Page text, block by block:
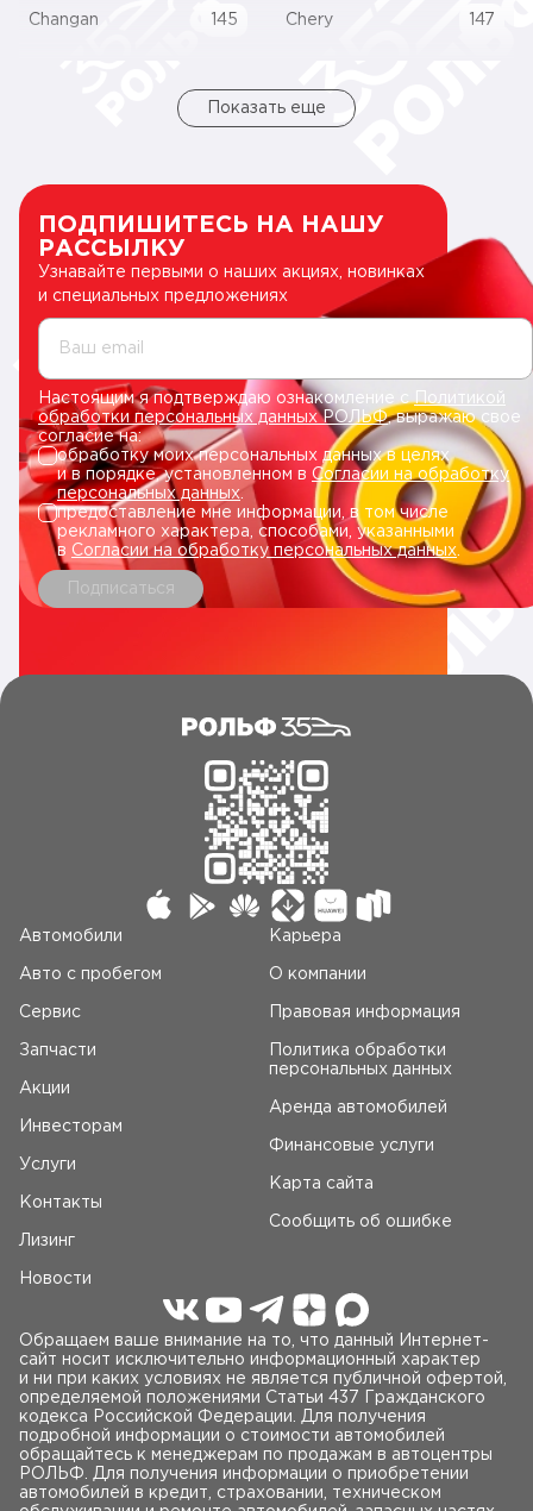
Changan 145 Chery 147
Показать еще
ПОДПИШИТЕСЬ НА НАШУ
РАССЫЛКУ
Узнавайте первыми о наших акциях, новинках
и специальных предложениях
Ваш email
Настоящим я подтверждаю ознакомление сПолитикой
обработки персональных данных РОЛЬФ, выражаю свое
согласие на:
обработку моих персональных данных в целях
и в порядке, установленном в Согласии на обработку
персональных данных.
предоставление мне информации, в том числе
рекламного характера, способами, указанными
в Согласии на обработку персональных данных
Подписаться
Автомобили
Авто c пробегом
Сервис
Запчасти
Акции
Инвесторам
Услуги
Контакты
Лизинг
Новости
Карьера
О компании
Правовая информация
Политика обработки
персональных данных
Аренда автомобилей
Финансовые услуги
Карта сайта
Сообщить об ошибке
Обращаем ваше внимание на то, что данный Интернет-
сайт носит исключительно информационный характер
и ни при каких условиях не является публичной офертой,
определяемой положениями Статьи 437 Гражданского
кодекса Российской Федерации. Для получения
подробной информации о стоимости автомобилей
обращайтесь к менеджерам по продажам в автоцентры
РОЛЬФ. Для получения информации о приобретении
автомобилей в кредит, страховании, техническом